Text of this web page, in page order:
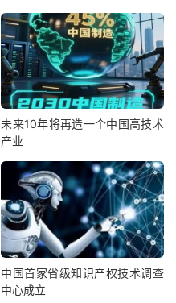
未来10年将再造一个中国高技术
产业
中国首家省级知识产权技术调查
中心成立